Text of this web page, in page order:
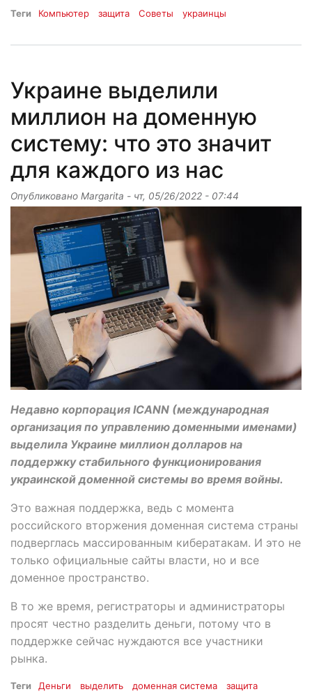
Теги Компьютер защита Советы украинцы
Украине выделили
миллион на доменную
систему: что это значит
для каждого из нас
Опубликовано Margarita - чт, 05/26/2022 - 07:44
Недавно корпорация ICANN (международная
организация по управлению доменными именами)
выделила Украине миллион долларов на
поддержку стабильного функционирования
украинской доменной системы во время войны.
Это важная поддержка, ведь с момента
российского вторжения доменная система страны
подверглась массированным кибератакам. И это не
только официальные сайты власти, но и все
доменное пространство.
В то же время, регистраторы и администраторы
просят честно разделить деньги, потому что в
поддержке сейчас нуждаются все участники
рынка.
Теги Деньги выделить доменная система
защита